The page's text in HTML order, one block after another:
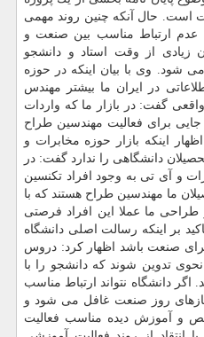
حال آنكه چنین روند مهمی
عدم ارتباط مناسب بین صنعت و
زیادی از وقت استاد و دانشجو
شود. وی با بیان اینكه در حوزه
در ایران ما بیشتر مهندس
گفت: در بازار ما كه واردات
برای فعالیت مهندسین طراح
اینكه بازار حوزه مخابرات و
دانشگاهی را ندارد گفت: در
و آی تی به وجود افراد تكنسین
ما مهندسین طراح هستند كه با
طراحی ما عملا این افراد فرصتی
بر اینكه رسالت اصلی دانشگاه
برای صنعت باشد اظهار كرد: دروس
تدوین شوند كه دانشجو را با
دانشگاه نتواند ارتباط مناسب
روز صنعت غافل می شود و
و آموزش دیده مناسب فعالیت